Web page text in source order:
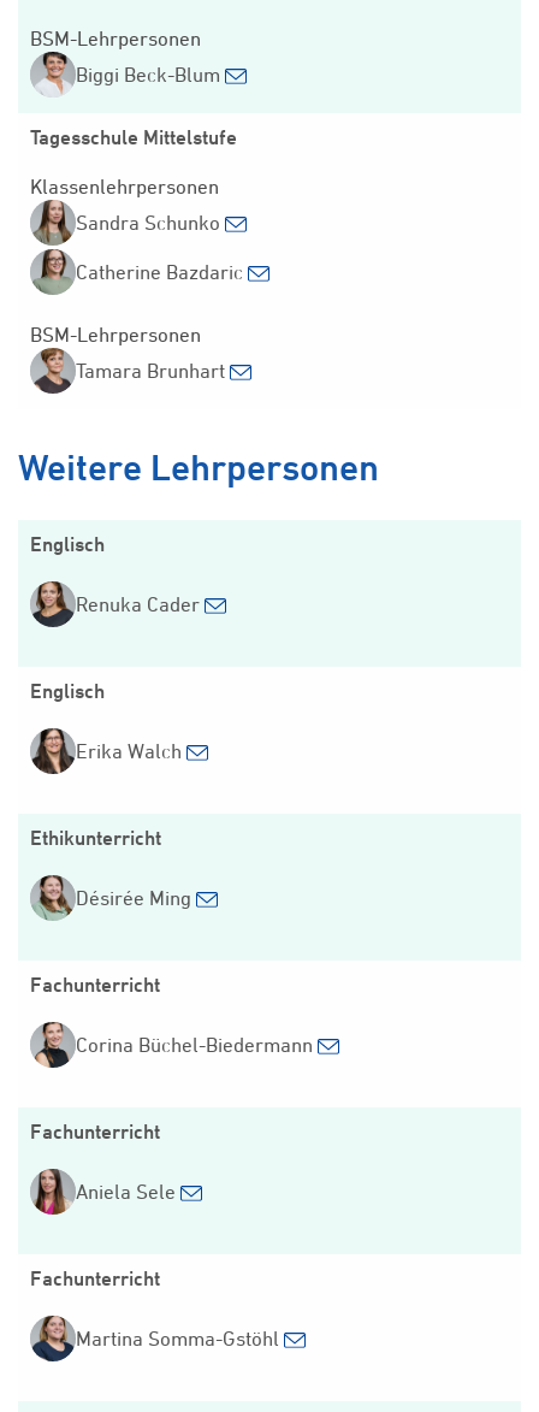
BSM-Lehrpersonen
Biggi Beck-Blum
Tagesschule Mittelstufe
Klassenlehrpersonen
Sandra Schunko
Catherine Bazdaric
BSM-Lehrpersonen
Tamara Brunhart
Weitere Lehrpersonen
Englisch
Renuka Cader
Englisch
Erika Walch
Ethikunterricht
Désirée Ming
Fachunterricht
Corina Büchel-Biedermann
Fachunterricht
Aniela Sele
Fachunterricht
Martina Somma-Gstöhl